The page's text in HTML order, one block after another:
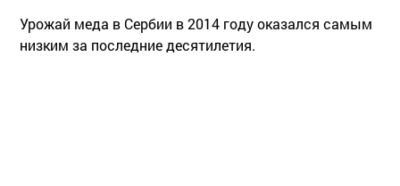
Урожай меда в Сербии в 2014 году оказался самым
низким за последние десятилетия.